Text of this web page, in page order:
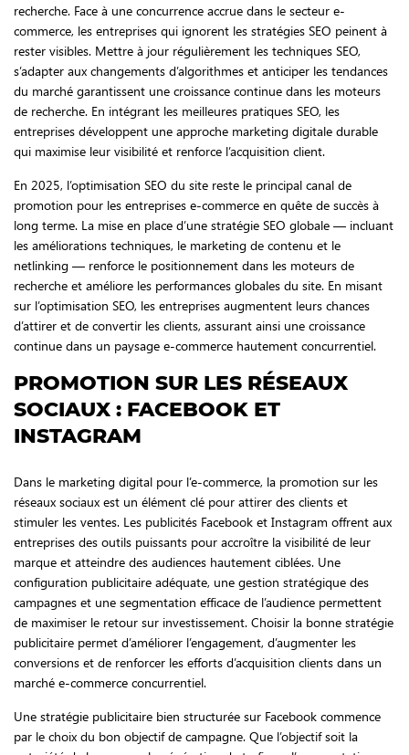
recherche. Face à une concurrence accrue dans le secteur e-
commerce, les entreprises qui ignorent les stratégies SEO peinent à
rester visibles. Mettre à jour régulièrement les techniques SEO,
s’adapter aux changements d’algorithmes et anticiper les tendances
du marché garantissent une croissance continue dans les moteurs
de recherche. En intégrant les meilleures pratiques SEO, les
entreprises développent une approche marketing digitale durable
qui maximise leur visibilité et renforce l’acquisition client.
En 2025, l’optimisation SEO du site reste le principal canal de
promotion pour les entreprises e-commerce en quête de succès à
long terme. La mise en place d’une stratégie SEO globale — incluant
les améliorations techniques, le marketing de contenu et le
netlinking — renforce le positionnement dans les moteurs de
recherche et améliore les performances globales du site. En misant
sur l’optimisation SEO, les entreprises augmentent leurs chances
d’attirer et de convertir les clients, assurant ainsi une croissance
continue dans un paysage e-commerce hautement concurrentiel.
PROMOTION SUR LES RÉSEAUX
SOCIAUX : FACEBOOK ET
INSTAGRAM
Dans le marketing digital pour l’e-commerce, la promotion sur les
réseaux sociaux est un élément clé pour attirer des clients et
stimuler les ventes. Les publicités Facebook et Instagram offrent aux
entreprises des outils puissants pour accroître la visibilité de leur
marque et atteindre des audiences hautement ciblées. Une
configuration publicitaire adéquate, une gestion stratégique des
campagnes et une segmentation efficace de l’audience permettent
de maximiser le retour sur investissement. Choisir la bonne stratégie
publicitaire permet d’améliorer l’engagement, d’augmenter les
conversions et de renforcer les efforts d’acquisition clients dans un
marché e-commerce concurrentiel.
Une stratégie publicitaire bien structurée sur Facebook commence
par le choix du bon objectif de campagne. Que l’objectif soit la